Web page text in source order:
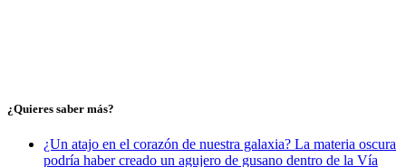
¿Quieres saber más?
¿Un atajo en el corazón de nuestra galaxia? La materia oscura
podría haber creado un agujero de gusano dentro de la Vía